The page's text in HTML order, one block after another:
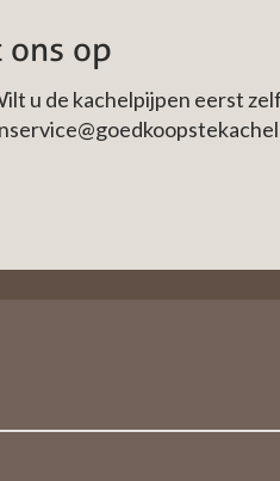
op
u de kachelpijpen eerst